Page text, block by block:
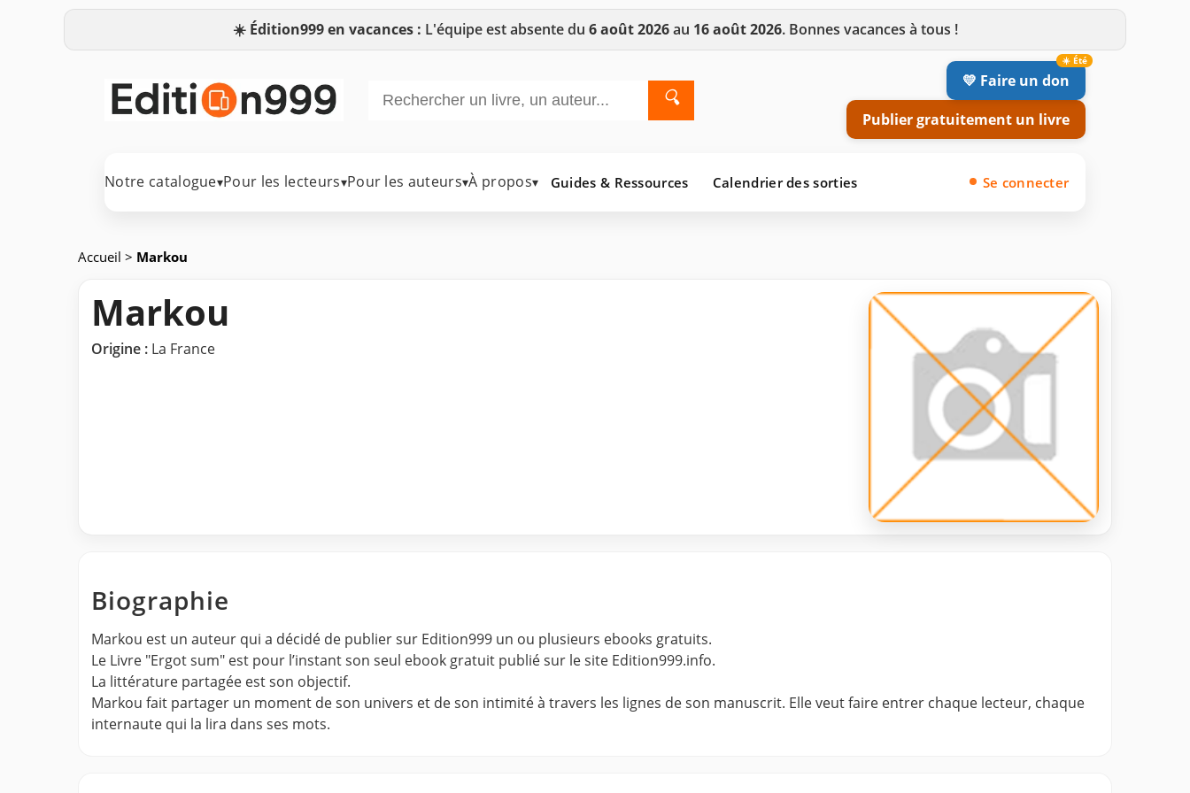
☀️ Édition999 en vacances : L'équipe est absente du 6 août 2026au 16 août 2026. Bonnes vacances à tous !
🔍
💛 Faire un don
Publier gratuitement un livre
Notre catalogue▾Pour les lecteurs▾Pour les auteurs▾À propos▾ Guides & Ressources Calendrier des sorties Se connecter
Accueil > Markou
Markou
Origine : La France
Biographie
Markou est un auteur qui a décidé de publier sur Edition999 un ou plusieurs ebooks gratuits.
Le Livre "Ergot sum" est pour l’instant son seul ebook gratuit publié sur le site Edition999.info.
La littérature partagée est son objectif.
Markou fait partager un moment de son univers et de son intimité à travers les lignes de son manuscrit. Elle veut faire entrer chaque lecteur, chaque
internaute qui la lira dans ses mots.